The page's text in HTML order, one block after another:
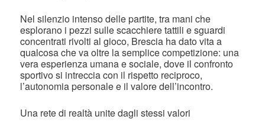
Nel silenzio intenso delle partite, tra mani che
esplorano i pezzi sulle scacchiere tattili e sguardi
concentrati rivolti al gioco, Brescia ha dato vita a
qualcosa che va oltre la semplice competizione: una
vera esperienza umana e sociale, dove il confronto
sportivo si intreccia con il rispetto reciproco,
l’autonomia personale e il valore dell’incontro.
Una rete di realtà unite dagli stessi valori